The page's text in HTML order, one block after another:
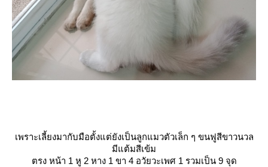
เพราะเลี้ยงมากับมือตั้งแต่ยังเป็นลูกแมวตัวเล็ก ๆ ขนฟูสีขาวนวล
มีแต้มสีเข้ม
ตรง หน้า 1 หู 2 หาง 1 ขา 4 อวัยวะเพศ 1 รวมเป็น 9 จุด